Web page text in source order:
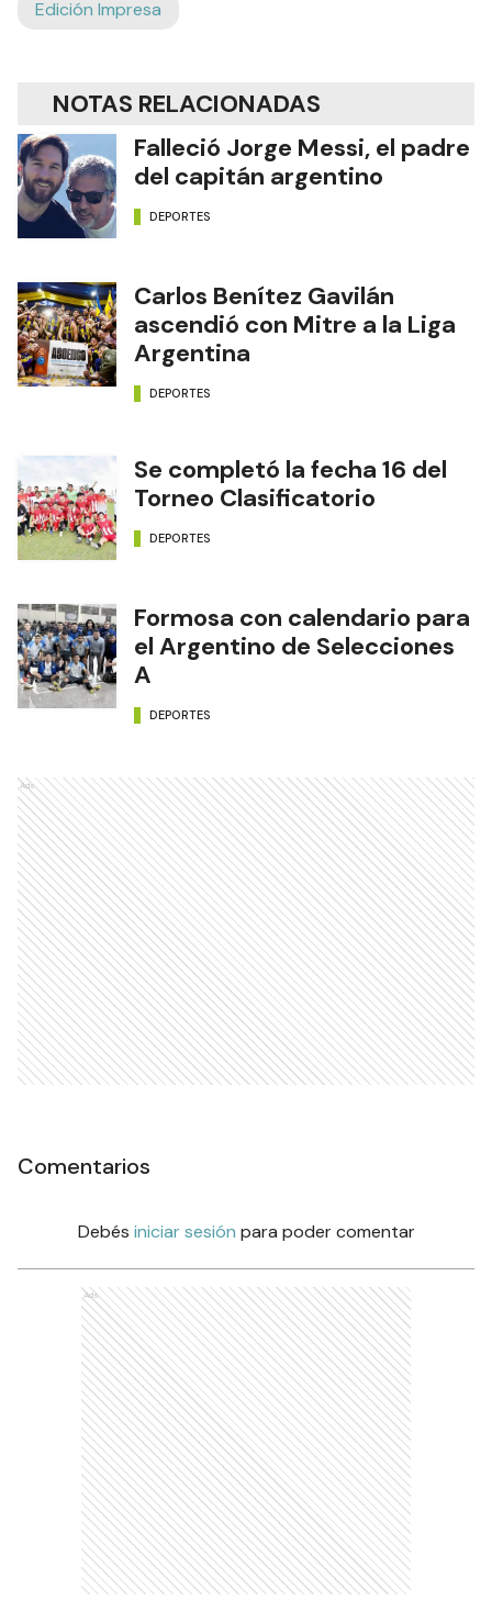
Edición Impresa
NOTAS RELACIONADAS
Falleció Jorge Messi, el padre
del capitán argentino
DEPORTES
Carlos Benítez Gavilán
ascendió con Mitre a la Liga
Argentina
DEPORTES
Se completó la fecha 16 del
Torneo Clasificatorio
DEPORTES
Formosa con calendario para
el Argentino de Selecciones
A
DEPORTES
Ads
Comentarios
Debés iniciar sesión para poder comentar
Ads